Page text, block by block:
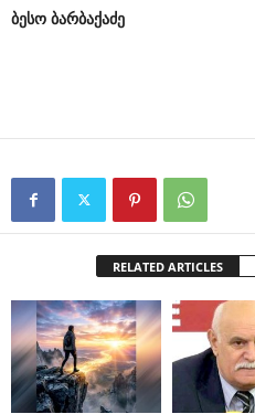
ბესო ბარბაქაძე
RELATED ARTICLES